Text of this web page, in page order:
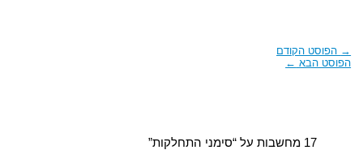
→ הפוסט הקודם
הפוסט הבא ←
17 מחשבות על “סימני התחלקות”